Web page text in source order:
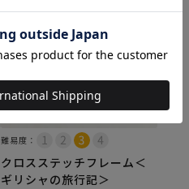
難易度：
クロスステッチフレーム＜
ギリシャの旅行記＞